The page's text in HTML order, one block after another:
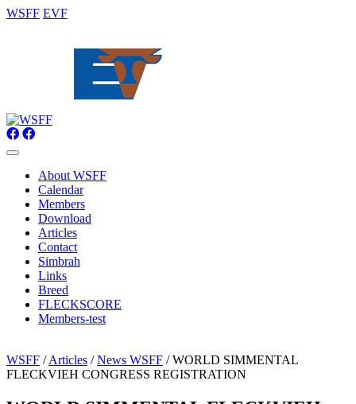
WSFF EVF
About WSFF
Calendar
Members
Download
Articles
Contact
Simbrah
Links
Breed
FLECKSCORE
Members-test
WSFF /Articles /News WSFF / WORLD SIMMENTAL
FLECKVIEH CONGRESS REGISTRATION